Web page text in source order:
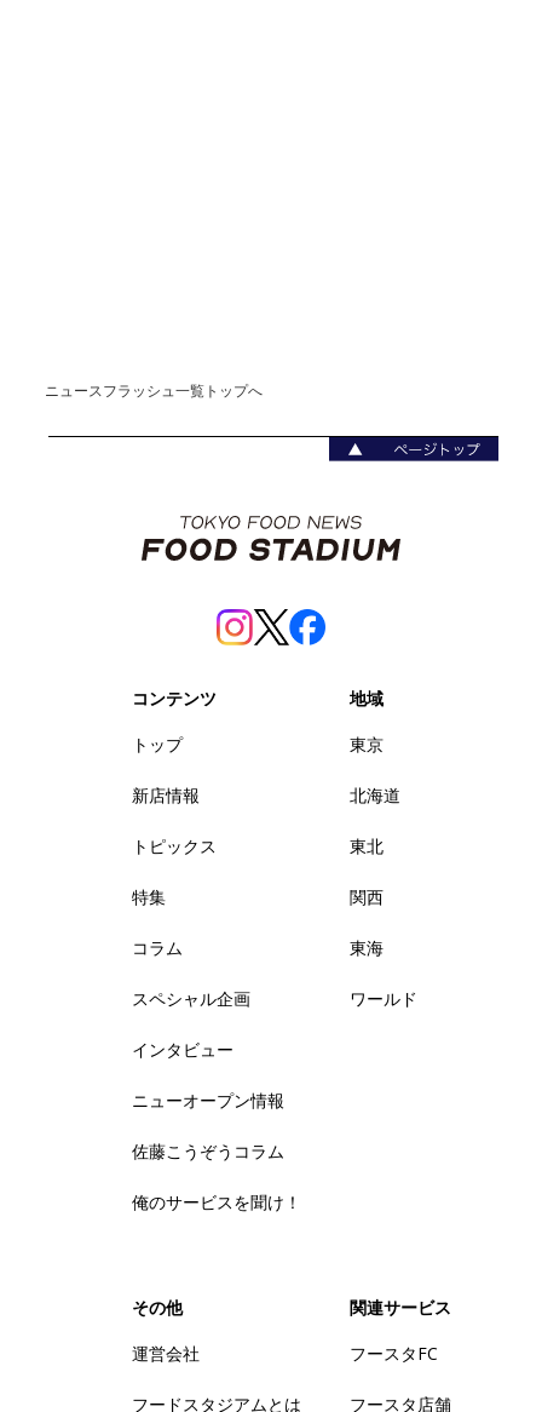
ニュースフラッシュ一覧トップへ
コンテンツ
トップ
新店情報
トピックス
特集
コラム
スペシャル企画
インタビュー
ニューオープン情報
佐藤こうぞうコラム
俺のサービスを聞け！
地域
東京
北海道
東北
関西
東海
ワールド
その他
運営会社
フードスタジアムとは
関連サービス
フースタFC
フースタ店舗